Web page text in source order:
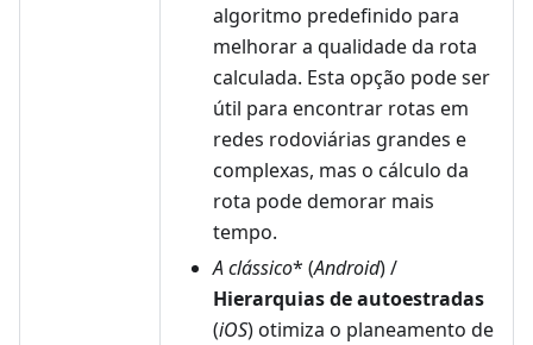
algoritmo predefinido para
melhorar a qualidade da rota
calculada. Esta opção pode ser
útil para encontrar rotas em
redes rodoviárias grandes e
complexas, mas o cálculo da
rota pode demorar mais
tempo.
Aclássico* (Android) /
Hierarquias de autoestradas
(iOS) otimiza o planeamento de